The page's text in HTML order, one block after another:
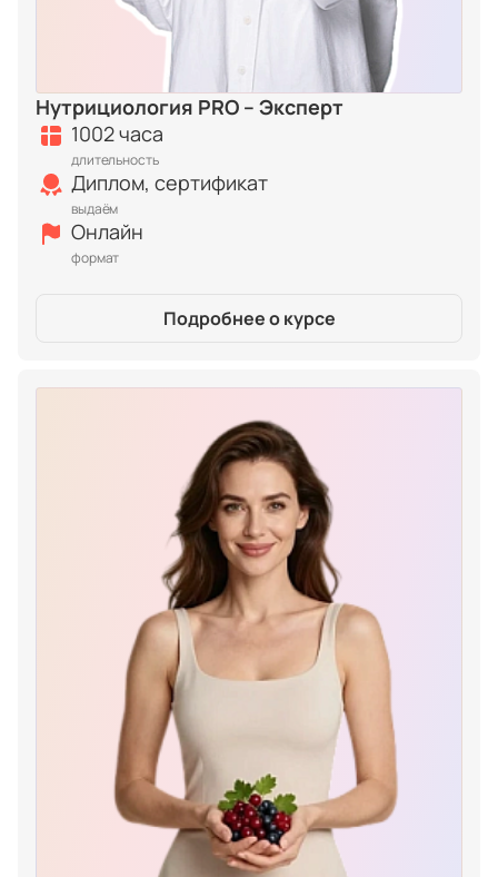
Нутрициология PRO – Эксперт
1002 часа
длительность
Диплом, сертификат
выдаём
Онлайн
формат
Подробнее о курсе